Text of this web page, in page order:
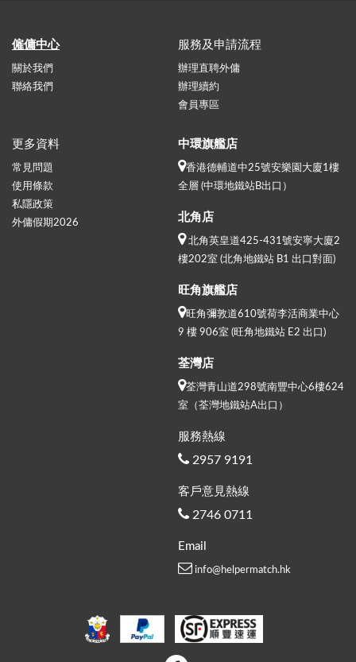
僱傭中心
關於我們
聯絡我們
服務及申請流程
辦理直聘外傭
辦理續約
會員專區
更多資料
常見問題
使用條款
私隱政策
外傭假期2026
中環旗艦店
香港德輔道中25號安樂園大廈1樓
全層 (中環地鐵站B出口）
北角店
北角英皇道425-431號安寧大廈2
樓202室 (北角地鐵站 B1 出口對面)
旺角旗艦店
旺角彌敦道610號荷李活商業中心
9 樓 906室 (旺角地鐵站 E2 出口)
荃灣店
荃灣青山道298號南豐中心6樓624
室（荃灣地鐵站A出口）
服務熱線
2957 9191
客戶意見熱線
2746 0711
Email
info@helpermatch.hk